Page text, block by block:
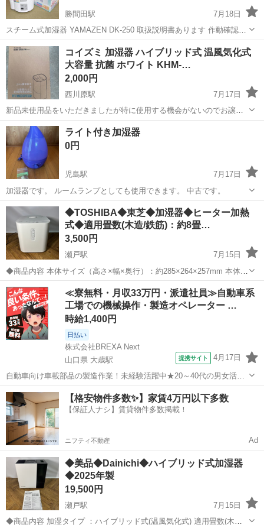
勝間田駅
7月18日
スチーム式加湿器 YAMAZEN DK-250 取扱説明書あります 作動確認済
み 新品の交換用フィルター1個付き 長期保管品ですので気にされない
方
岡山 勝田郡 勝間田駅 季節、空調家電
コイズミ 加湿器 ハイブリッド式 温風気化式
大容量 抗菌 ホワイト KHM-…
2,000円
西川原駅
7月17日
新品未使用品をいただきましたが特に使用する機会がないのでお譲り
します。 引き渡しは場所は特に希望がなければ中区役所の辺りで考え
ております。
岡山 岡山市 西川原駅 季節、空調家電
ライト付き加湿器
0円
児島駅
7月17日
加湿器です。 ルームランプとしても使用できます。 中古です。
岡山 倉敷市 季節、空調家電 ライト
◆TOSHIBA◆東芝◆加湿器◆ヒーター加熱
式◆適用畳数(木造/鉄筋)：約8畳…
3,500円
瀬戸駅
7月15日
◆商品内容 本体サイズ（高さ×幅×奥行）：約285×264×257mm 本体重
量：約3.3（kg） 定格電圧：100V タンク容量：約4.0Ｌ 適用畳数(木造/
鉄筋)約8畳/約13畳 年式：2018年製 ◆動作確認内容...
岡山 赤磐市 瀬戸駅 季節、空調家電 鉄筋
≪寮無料・月収33万円・派遣社員≫自動車系
工場での機械操作・製造オペレーター …
時給1,400円
日払い
株式会社BREXA Next
山口県 大歳駅
提携サイト 4月17日
自動車向け車載部品の製造作業！未経験活躍中★20～40代の男女活躍
中！友達同士での応募OK！備品付きワンルーム寮費無料！赴任旅費会
社負担！生活支援物資事前対応可◎格安食堂利用可！年間休日135日
♪《山口県山口市》 人気の工...
山口 山口市 大歳駅 その他
【格安物件多数✨】家賃4万円以下多数
【保証人ナシ】賃貸物件多数掲載！
ニフティ不動産 Ad
◆美品◆Dainichi◆ハイブリッド式加湿器
◆2025年製
19,500円
瀬戸駅
7月15日
◆商品内容 加湿タイプ ：ハイブリッド式(温風気化式) 適用畳数(木造